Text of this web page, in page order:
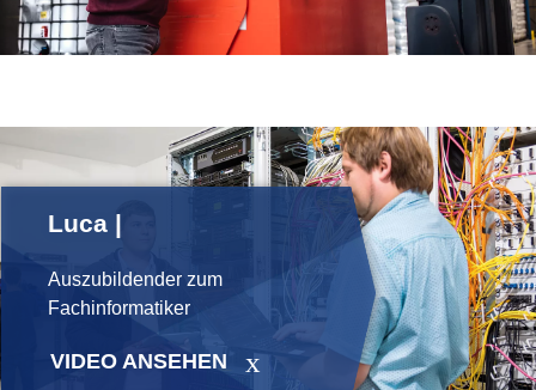
Luca |
Auszubildender zum
Fachinformatiker
VIDEO ANSEHEN